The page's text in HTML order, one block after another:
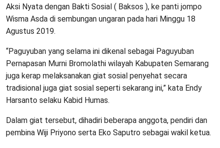
Aksi Nyata dengan Bakti Sosial ( Baksos ), ke panti jompo
Wisma Asda di sembungan ungaran pada hari Minggu 18
Agustus 2019.
“Paguyuban yang selama ini dikenal sebagai Paguyuban
Pernapasan Murni Bromolathi wilayah Kabupaten Semarang
juga kerap melaksanakan giat sosial penyehat secara
tradisional juga giat sosial seperti sekarang ini,” kata Endy
Harsanto selaku Kabid Humas.
Dalam giat tersebut, dihadiri beberapa anggota, pendiri dan
pembina Wiji Priyono serta Eko Saputro sebagai wakil ketua.